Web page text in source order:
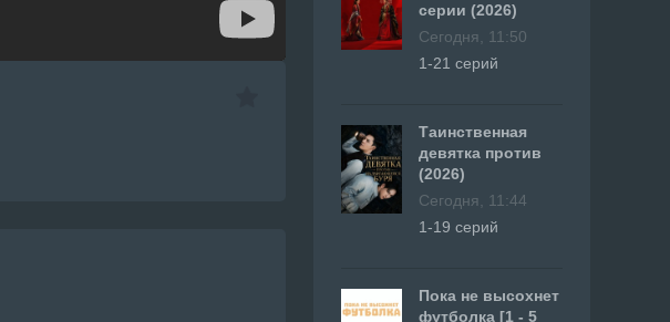
серии (2026)
Сегодня, 11:50
1-21 серий
Таинственная
девятка против
(2026)
Сегодня, 11:44
1-19 серий
Пока не высохнет
футболка [1 - 5